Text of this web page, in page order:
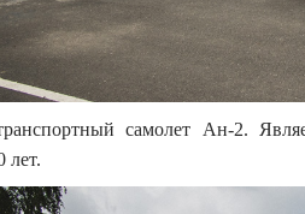
самолет Ан-2.
лет.